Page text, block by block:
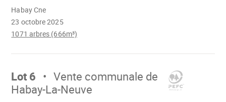
23 octobre 2025
Habay Cne
1071 arbres (666m³)
Aller
Lot 6
Vente communale de
Habay-La-Neuve